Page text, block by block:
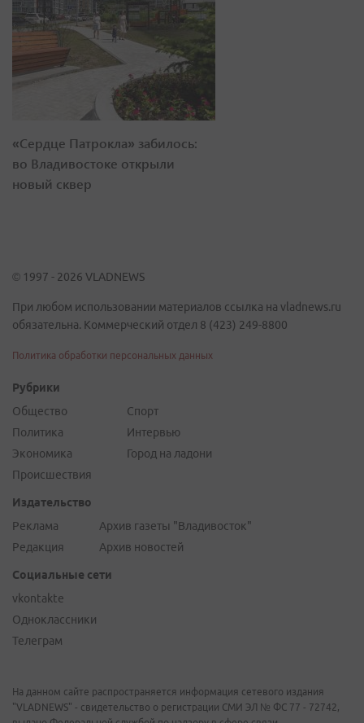
«Сердце Патрокла» забилось:
во Владивостоке открыли
новый сквер
© 1997 - 2026 VLADNEWS
При любом использовании материалов ссылка на vladnews.ru
обязательна. Коммерческий отдел 8 (423) 249-8800
Политика обработки персональных данных
Рубрики
Общество
Политика
Экономика
Происшествия
Спорт
Интервью
Город на ладони
Издательство
Реклама
Редакция
Архив газеты "Владивосток"
Архив новостей
Социальные сети
vkontakte
Одноклассники
Телеграм
На данном сайте распространяется информация сетевого издания
"VLADNEWS" - свидетельство о регистрации СМИ ЭЛ № ФС 77 - 72742,